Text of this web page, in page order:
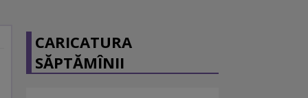
CARICATURA
SĂPTĂMÎNII